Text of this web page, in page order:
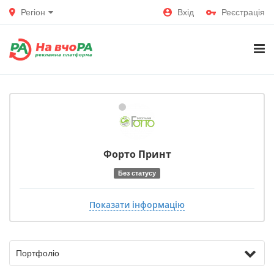
Регіон Вхід Реєстрація
Форто Принт
Без статусу
Показати інформацію
Портфоліо